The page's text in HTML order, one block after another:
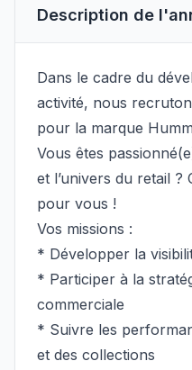
Description de
Dans le cadre du
activité, nous
pour la
Vous êtes
et l’univers du retail
pour vous !
Vos missions :
* Développer la
* Participer à la
commerciale
* Suivre les
et des collections